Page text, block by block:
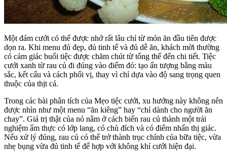
Một đám cưới có thể được nhớ rất lâu chỉ từ món ăn đầu tiên được
dọn ra. Khi menu đủ đẹp, đủ tinh tế và đủ dễ ăn, khách mời thường
có cảm giác buổi tiệc được chăm chút từ tổng thể đến chi tiết. Tiệc
cưới xanh từ rau củ đi đúng vào điểm đó: tạo ấn tượng bằng màu
sắc, kết cấu và cách phối vị, thay vì chỉ dựa vào độ sang trọng quen
thuộc của thịt cá.
Trong các bài phân tích của Mẹo tiệc cưới, xu hướng này không nên
được nhìn như một menu “ăn kiêng” hay “chỉ dành cho người ăn
chay”. Giá trị thật của nó nằm ở cách biến rau củ thành một trải
nghiệm ẩm thực có lớp lang, có chủ đích và có điểm nhấn thị giác.
Nếu xử lý đúng, rau củ có thể trở thành trục chính của bữa tiệc, vừa
nhẹ bụng vừa đủ tinh tế để hợp với không khí cưới hiện đại.